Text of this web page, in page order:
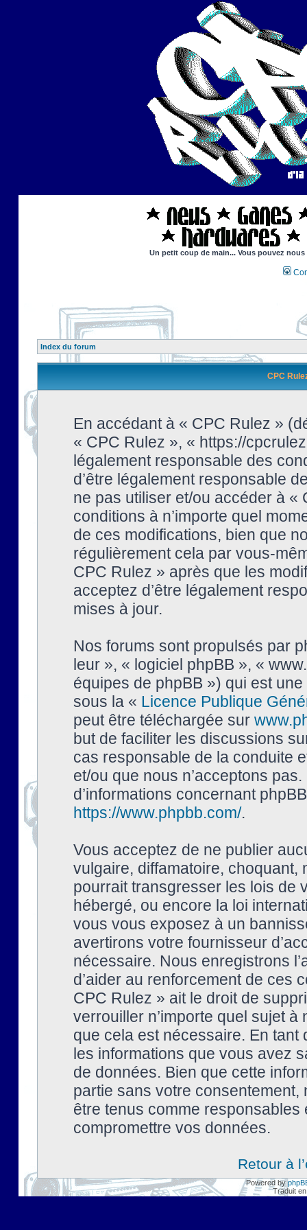
Un petit coup de main... Vous pouvez
Index du forum
CPC
En accédant à « CPC Rulez »
« CPC Rulez », « https://
légalement responsable des
d’être légalement responsable
ne pas utiliser et/ou accéder à
conditions à n’importe quel
de ces modifications, bien que
régulièrement cela par vous-
CPC Rulez » après que les
acceptez d’être légalement
mises à jour.
Nos forums sont propulsés par
leur », « logiciel phpBB », «
équipes de phpBB ») qui est
sous la « Licence Publique
peut être téléchargée sur
but de faciliter les discussions
cas responsable de la conduite
et/ou que nous n’acceptons
d’informations concernant
https://www.phpbb.com/.
Vous acceptez de ne publier
vulgaire, diffamatoire, choquant,
pourrait transgresser les lois de
hébergé, ou encore la loi
vous vous exposez à un
avertirons votre fournisseur
nécessaire. Nous enregistrons
d’aider au renforcement de ces
CPC Rulez » ait le droit de
verrouiller n’importe quel sujet à
que cela est nécessaire. En tant
les informations que vous avez
de données. Bien que cette
partie sans votre
être tenus comme
compromettre vos données.
Retour à
Powered by
Traduit